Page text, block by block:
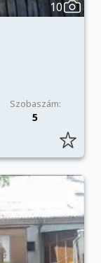
10
Szobaszám:
5